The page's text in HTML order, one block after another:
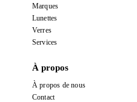
Marques
Lunettes
Verres
Services
À propos
À propos de nous
Contact